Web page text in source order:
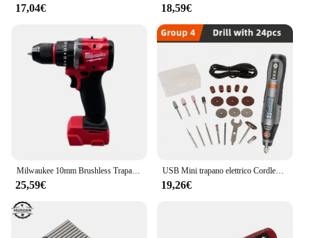
17,04€ 18,59€
Milwaukee 10mm Brushless Trapano Elettrico Auto Elettrica Camion Riparazione Cacciavite Trapano a percussione Adatto Usa 18V Batteria Strumento di Potere
25,59€
USB Mini trapano elettrico Cordless Pwer Tools incisore strumento rotante penna per incisione fai da te 21000rpm trapano Wireless con Set di accessori
19,26€